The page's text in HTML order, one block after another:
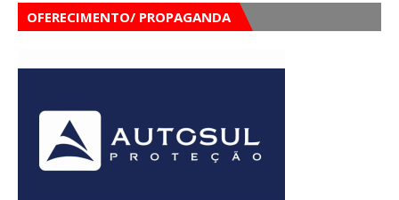
OFERECIMENTO/ PROPAGANDA